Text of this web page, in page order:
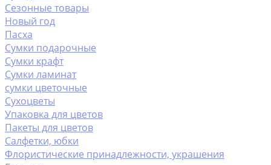
Сезонные товары
Новый год
Пасха
Сумки подарочные
Сумки крафт
Сумки ламинат
сумки цветочные
Сухоцветы
Упаковка для цветов
Пакеты для цветов
Салфетки, юбки
Флористические принадлежности, украшения